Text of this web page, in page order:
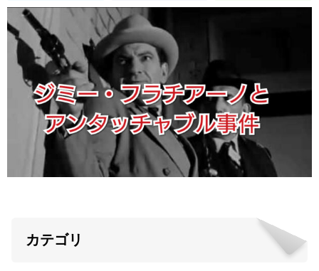
三分で学ぶマフィア暗黒史 名言・悩み相談
映画・ドラマ紹介 映画雑学
時事ニュース 書籍紹介
ABOUT US
当店の紹介
お問い合わせ
カテゴリ